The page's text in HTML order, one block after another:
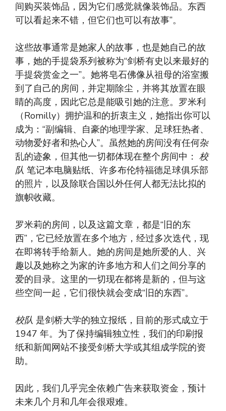
间购买装饰品，因为它们感觉就像装饰品。东西
可以看起来不错，但它们也可以有故事”。
这些故事通常是她家人的故事，也是她自己的故
事，她的手提袋系列被称为“剑桥有史以来最好的
手提袋赏金之一”。她将皂石佛像从祖母的浴室搬
到了自己的房间，并定期除尘，并将其放置在眼
睛的高度，因此它总是能吸引她的注意。罗米利
（Romilly）拥护温和的折衷主义，她指出你可以
成为：“副编辑、自豪的地理学家、足球狂热者、
动物爱好者和热心人”。虽然她的房间没有任何杂
乱的迹象，但其他一切都体现在整个房间中： 校
队 笔记本电脑贴纸、许多布伦特福德足球俱乐部
的照片，以及除联合国以外任何人都无法比拟的
旗帜收藏。
罗米莉的房间，以及这篇文章，都是“旧的东
西”，它已经放置在多个地方，经过多次迭代，现
在即将转手给新人。她的房间是她所爱的人、兴
趣以及她称之为家的许多地方和人们之间分享的
爱的目录。这里的一切现在都将是新的，但与这
些空间一起，它们很快就会变成“旧的东西”。
校队 是剑桥大学的独立报纸，目前的形式成立于
1947 年。为了保持编辑独立性，我们的印刷报
纸和新闻网站不接受剑桥大学或其组成学院的资
助。
因此，我们几乎完全依赖广告来获取资金，预计
未来几个月和几年会很艰难。